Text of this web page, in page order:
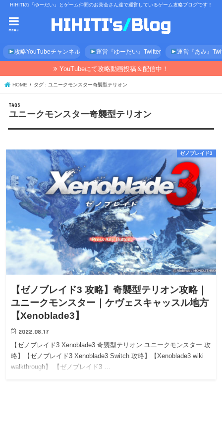
HIHITIの『ゆーだい』とゲーム仲間のお茶会さん達で運営しているゲーム攻略ブログです！
menu
攻略YouTubeチャンネル 運営『ゆーだい』Twitter 運営『あみ』
YouTubeにて攻略動画投稿＆配信中！
HOME タグ : ユニークモンスター奇襲型テリオン
ユニークモンスター奇襲型テリオン
ゼノブレイド3
【ゼノブレイド3 攻略】奇襲型テリオン攻略｜
ユニークモンスター｜ケヴェスキャッスル地方
【Xenoblade3】
2022.08.17
【ゼノブレイド3 Xenoblade3 奇襲型テリオン ユニークモンスター 攻
略】【ゼノブレイド3 Xenoblade3 Switch 攻略】【Xenoblade3 wiki
walkthrough】 【ゼノブレイド3 …